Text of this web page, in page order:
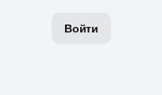
Войти